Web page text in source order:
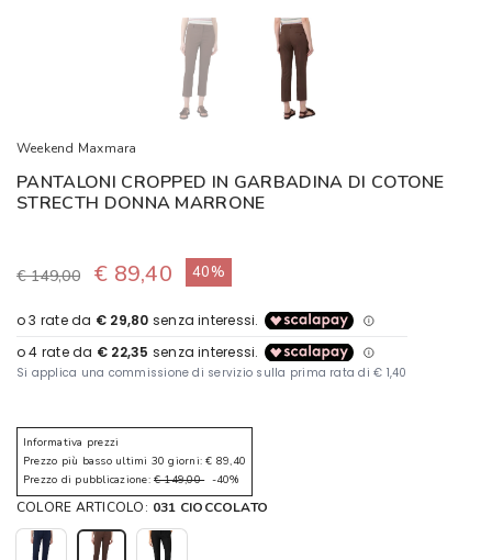
Weekend Maxmara
PANTALONI CROPPED IN GARBADINA DI COTONE
STRECTH DONNA MARRONE
€ 149,00 € 89,40 40%
Informativa prezzi
Prezzo più basso ultimi 30 giorni: € 89,40
Prezzo di pubblicazione: € 149,00-40%
COLORE ARTICOLO: 031 CIOCCOLATO